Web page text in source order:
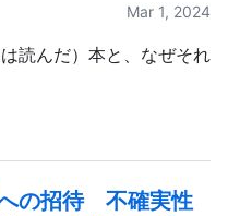
Mar 1, 2024
読んだ）本と、なぜそれ
の招待 不確実性